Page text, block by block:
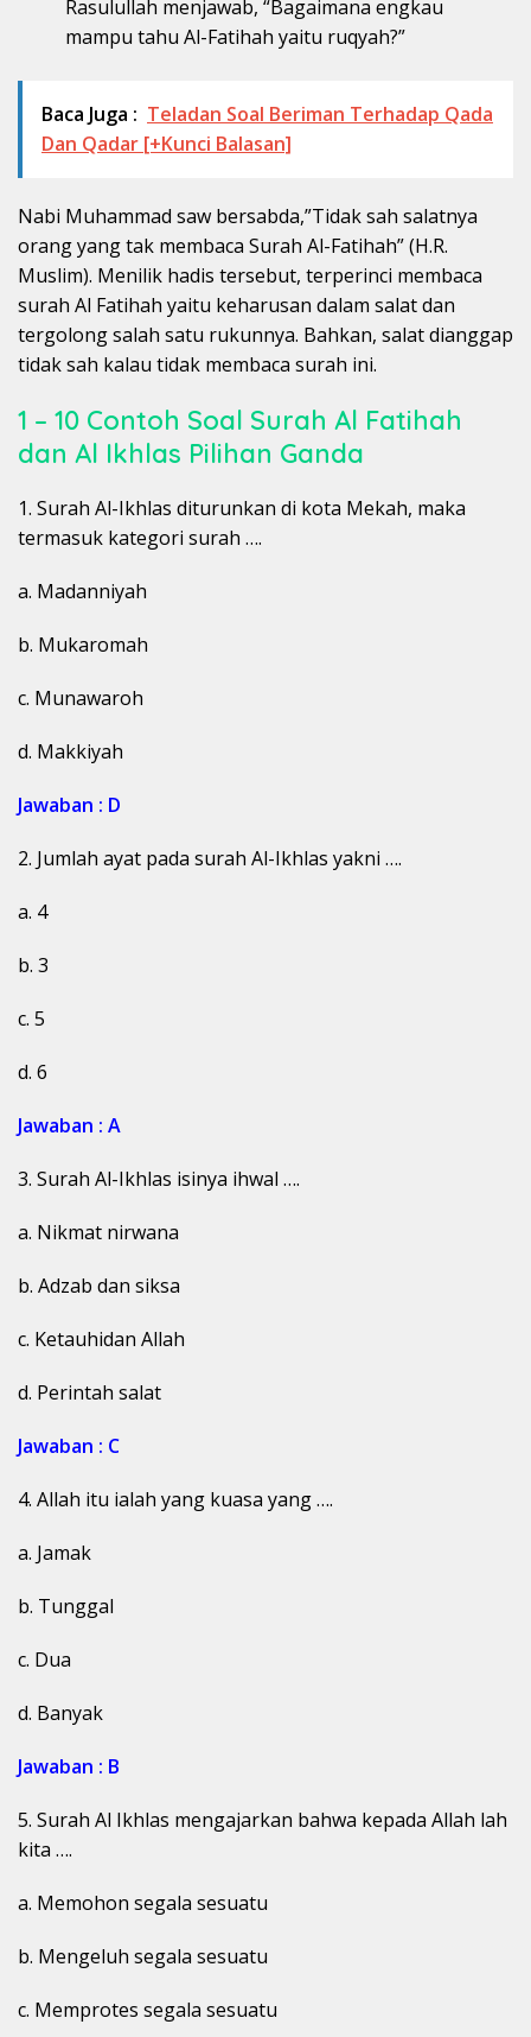
Rasulullah menjawab, “Bagaimana engkau
mampu tahu Al-Fatihah yaitu ruqyah?”
Baca Juga : Teladan Soal Beriman Terhadap Qada
Dan Qadar [+Kunci Balasan]
Nabi Muhammad saw bersabda,”Tidak sah salatnya
orang yang tak membaca Surah Al-Fatihah” (H.R.
Muslim). Menilik hadis tersebut, terperinci membaca
surah Al Fatihah yaitu keharusan dalam salat dan
tergolong salah satu rukunnya. Bahkan, salat dianggap
tidak sah kalau tidak membaca surah ini.
1 – 10 Contoh Soal Surah Al Fatihah
dan Al Ikhlas Pilihan Ganda
1. Surah Al-Ikhlas diturunkan di kota Mekah, maka
termasuk kategori surah ….
a. Madanniyah
b. Mukaromah
c. Munawaroh
d. Makkiyah
Jawaban : D
2. Jumlah ayat pada surah Al-Ikhlas yakni ….
a. 4
b. 3
c. 5
d. 6
Jawaban : A
3. Surah Al-Ikhlas isinya ihwal ….
a. Nikmat nirwana
b. Adzab dan siksa
c. Ketauhidan Allah
d. Perintah salat
Jawaban : C
4. Allah itu ialah yang kuasa yang ….
a. Jamak
b. Tunggal
c. Dua
d. Banyak
Jawaban : B
5. Surah Al Ikhlas mengajarkan bahwa kepada Allah lah
kita ….
a. Memohon segala sesuatu
b. Mengeluh segala sesuatu
c. Memprotes segala sesuatu